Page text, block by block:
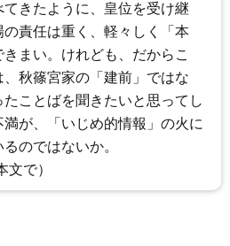
てきたように、皇位を受け継
の責任は重く、軽々しく「本
まい。けれども、だからこ
、秋篠宮家の「建前」ではな
たことばを聞きたいと思ってし
満が、「いじめ的情報」の火に
のではないか。
で）